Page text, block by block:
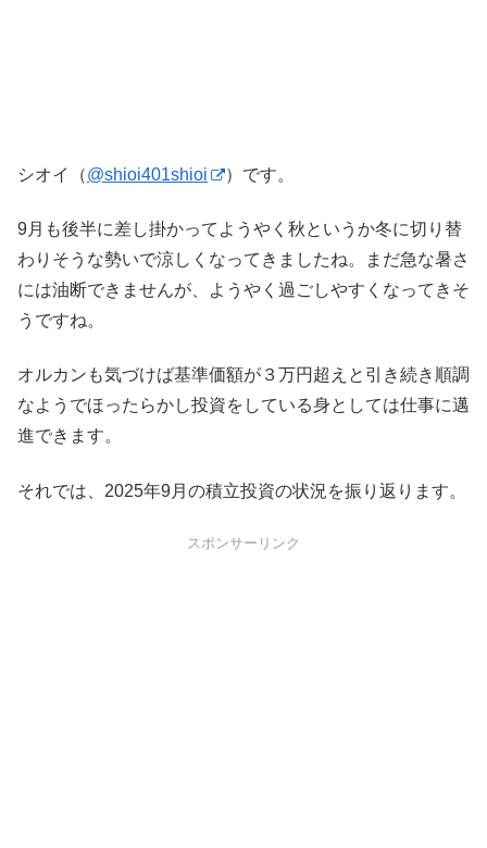
シオイ（@shioi401shioi ）です。
9月も後半に差し掛かってようやく秋というか冬に切り替
わりそうな勢いで涼しくなってきましたね。まだ急な暑さ
には油断できませんが、ようやく過ごしやすくなってきそ
うですね。
オルカンも気づけば基準価額が３万円超えと引き続き順調
なようでほったらかし投資をしている身としては仕事に邁
進できます。
それでは、2025年9月の積立投資の状況を振り返ります。
スポンサーリンク